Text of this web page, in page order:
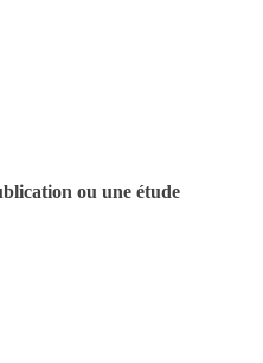
ou une étude